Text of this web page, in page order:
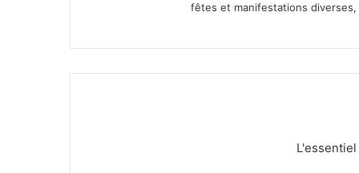
fêtes et manifestations